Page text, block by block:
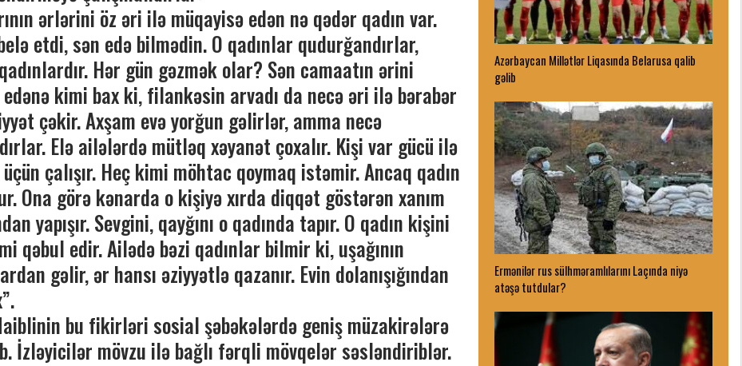
ərlərini öz əri ilə müqayisə edən nə qədər qadın var.
etdi, sən edə bilmədin. O qadınlar qudurğandırlar,
Hər gün gəzmək olar? Sən camaatın ərini
kimi bax ki, filankəsin arvadı da necə əri ilə bərabər
çəkir. Axşam evə yorğun gəlirlər, amma necə
Elə ailələrdə mütləq xəyanət çoxalır. Kişi var gücü ilə
çalışır. Heç kimi möhtac qoymaq istəmir. Ancaq qadın
Ona görə kənarda o kişiyə xırda diqqət göstərən xanım
yapışır. Sevgini, qayğını o qadında tapır. O qadın kişini
qəbul edir. Ailədə bəzi qadınlar bilmir ki, uşağının
gəlir, ər hansı əziyyətlə qazanır. Evin dolanışığından
bu fikirləri sosial şəbəkələrdə geniş müzakirələrə
İzləyicilər mövzu ilə bağlı fərqli mövqelər səsləndiriblər.
Azərbaycan Millətlər Liqasında Belarusa qalib
gəlib
Ermənilər rus sülhməramlılarını Laçında niyə
atəşə tutdular?